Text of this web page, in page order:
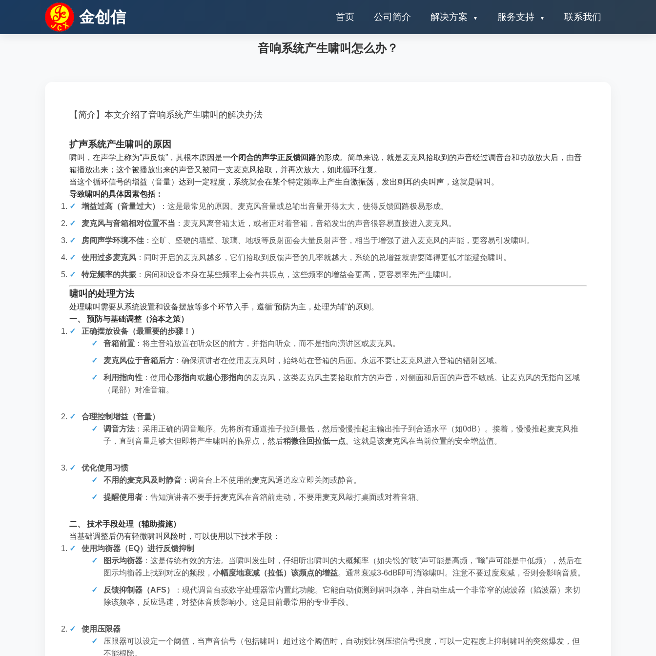
金创信 首页 公司简介 解决方案 服务支持 联系我们
音响系统产生啸叫怎么办？
【简介】本文介绍了音响系统产生啸叫的解决办法
扩声系统产生啸叫的原因
啸叫，在声学上称为“声反馈”，其根本原因是一个闭合的声学正反馈回路的形成。简单来说，就是麦克风拾取到的声音经过调音台和功放放大后，由音
箱播放出来；这个被播放出来的声音又被同一支麦克风拾取，并再次放大，如此循环往复。
当这个循环信号的增益（音量）达到一定程度，系统就会在某个特定频率上产生自激振荡，发出刺耳的尖叫声，这就是啸叫。
导致啸叫的具体因素包括：
增益过高（音量过大）
：这是最常见的原因。麦克风音量或总输出音量开得太大，使得反馈回路极易形成。
麦克风与音箱相对位置不当 ：麦克风离音箱太近，或者正对着音箱，音箱发出的声音很容易直接进入麦克风。
房间声学环境不佳 ：空旷、坚硬的墙壁、玻璃、地板等反射面会大量反射声音，相当于增强了进入麦克风的声能，更容易引发啸叫。
使用过多麦克风 ：同时开启的麦克风越多，它们拾取到反馈声音的几率就越大，系统的总增益就需要降得更低才能避免啸叫。
特定频率的共振 ：房间和设备本身在某些频率上会有共振点，这些频率的增益会更高，更容易率先产生啸叫。
啸叫的处理方法
处理啸叫需要从系统设置和设备摆放等多个环节入手，遵循“预防为主，处理为辅”的原则。
一、 预防与基础调整（治本之策）
正确摆放设备（最重要的步骤！）
音箱前置 ：将主音箱放置在听众区的前方，并指向听众，而不是指向演讲区或麦克风。
麦克风位于音箱后方 ：确保演讲者在使用麦克风时，始终站在音箱的后面。永远不要让麦克风进入音箱的辐射区域。
利用指向性 ：使用心形指向或超心形指向的麦克风，这类麦克风主要拾取前方的声音，对侧面和后面的声音不敏感。让麦克风的无指向区域
（尾部）对准音箱。
合理控制增益（音量）
调音方法 ：采用正确的调音顺序。先将所有通道推子拉到最低，然后慢慢推起主输出推子到合适水平（如0dB）。接着，慢慢推起麦克风推
子，直到音量足够大但即将产生啸叫的临界点，然后稍微往回拉低一点。这就是该麦克风在当前位置的安全增益值。
优化使用习惯
不用的麦克风及时静音 ：调音台上不使用的麦克风通道应立即关闭或静音。
提醒使用者 ：告知演讲者不要手持麦克风在音箱前走动，不要用麦克风敲打桌面或对着音箱。
二、 技术手段处理（辅助措施）
当基础调整后仍有轻微啸叫风险时，可以使用以下技术手段：
使用均衡器（EQ）进行反馈抑制
图示均衡器 ：这是传统有效的方法。当啸叫发生时，仔细听出啸叫的大概频率（如尖锐的“吱”声可能是高频，“嗡”声可能是中低频），然后在
图示均衡器上找到对应的频段， 小幅度地衰减（拉低）该频点的增益。通常衰减3-6dB即可消除啸叫。注意不要过度衰减，否则会影响音质。
反馈抑制器（AFS）
：现代调音台或数字处理器常内置此功能。它能自动侦测到啸叫频率，并自动生成一个非常窄的滤波器（陷波器）来切
除该频率，反应迅速，对整体音质影响小。这是目前最常用的专业手段。
使用压限器
压限器可以设定一个阈值，当声音信号（包括啸叫）超过这个阈值时，自动按比例压缩信号强度，可以一定程度上抑制啸叫的突然爆发，但
不能根除。